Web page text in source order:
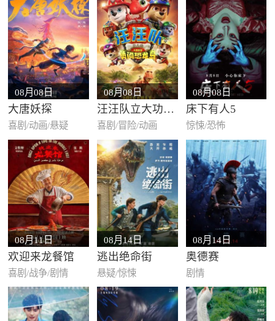
08月08日
大唐妖探
喜剧/动画/悬疑
08月08日
汪汪队立大功大电影3：勇闯恐龙…
喜剧/冒险/动画
08月08日
床下有人5
惊悚/恐怖
08月11日
欢迎来龙餐馆
喜剧/战争/剧情
08月14日
逃出绝命街
悬疑/惊悚
08月14日
奥德赛
剧情